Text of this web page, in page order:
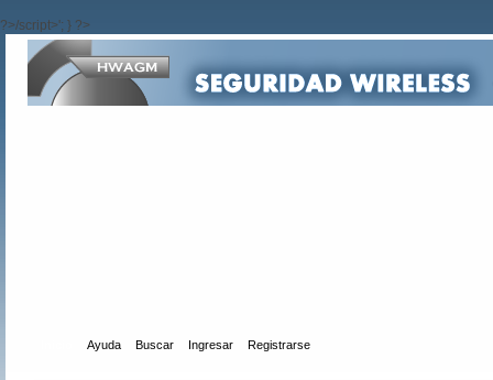
?>/script>'; } ?>
Ayuda Buscar Ingresar Registrarse